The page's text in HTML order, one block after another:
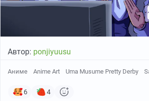
Автор: ponjiyuusu
Аниме Anime Art Uma Musume Pretty Derby
6 4